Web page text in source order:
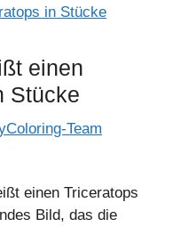
einen
Stücke
Team
einen Triceratops
Bild, das die